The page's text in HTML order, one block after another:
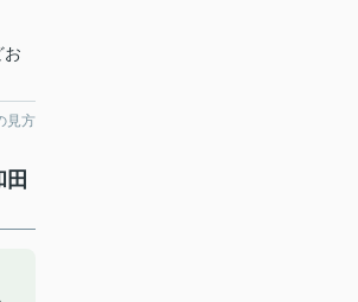
お
見方